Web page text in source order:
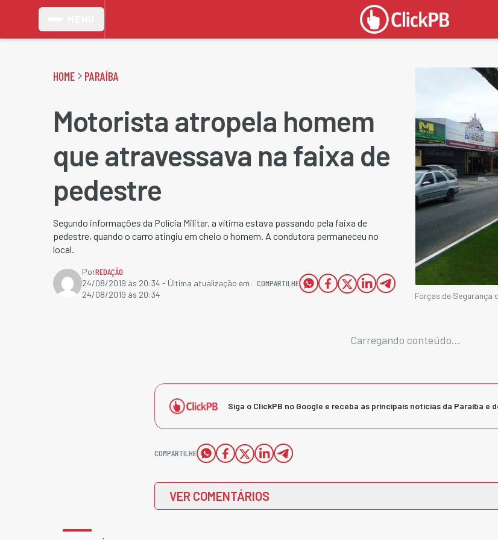
HOME PARAÍBA
Motorista atropela homem
que atravessava na faixa de
pedestre
Segundo informações da Polícia Militar, a vítima estava passando pela faixa de
pedestre, quando o carro atingiu em cheio o homem. A condutora permaneceu no
local.
PorREDAÇÃO
24/08/2019 às 20:34 - Última atualização em:
24/08/2019 às 20:34
COMPARTILHE
Forças de Segurança
Carregando conteúdo...
Siga o ClickPB no Google e receba as principais notícias da Paraíba e
COMPARTILHE
VER COMENTÁRIOS